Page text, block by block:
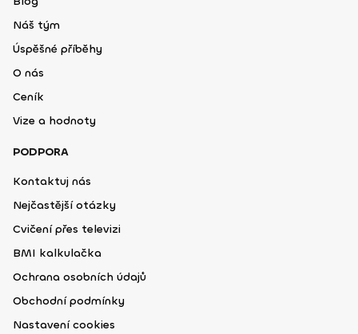
Náš tým
Úspěšné příběhy
O nás
Ceník
Vize a hodnoty
PODPORA
Kontaktuj nás
Nejčastější otázky
Cvičení přes televizi
BMI kalkulačka
Ochrana osobních údajů
Obchodní podmínky
Nastavení cookies